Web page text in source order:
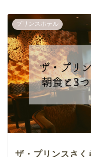
プリンスホテル
ザ・プリンスさ